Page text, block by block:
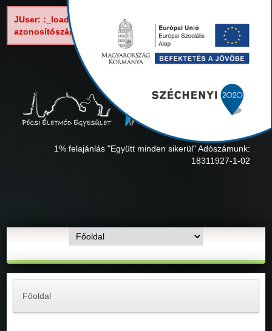
JUser: :_load: Nem tölthető be a következő
azonosítószámú felhasználó: 62
1% felajánlás "Együtt minden sikerül" Adószámunk:
18311927-1-02
Főoldal